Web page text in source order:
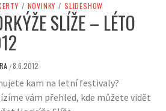
/ NOVINKY / SLIDESHOW
SLÍŽE – LÉTO
/8.6.2012
kam na letní festivaly?
vám přehled, kde můžete vidět